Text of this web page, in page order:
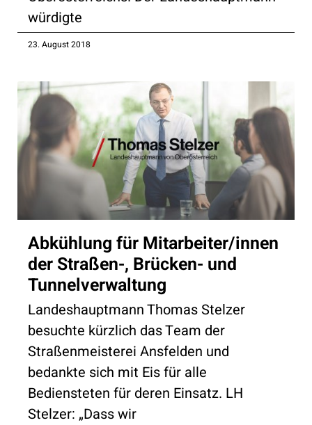
würdigte
23. August 2018
Abkühlung für Mitarbeiter/innen
der Straßen-, Brücken- und
Tunnelverwaltung
Landeshauptmann Thomas Stelzer
besuchte kürzlich das Team der
Straßenmeisterei Ansfelden und
bedankte sich mit Eis für alle
Bediensteten für deren Einsatz. LH
Stelzer: „Dass wir